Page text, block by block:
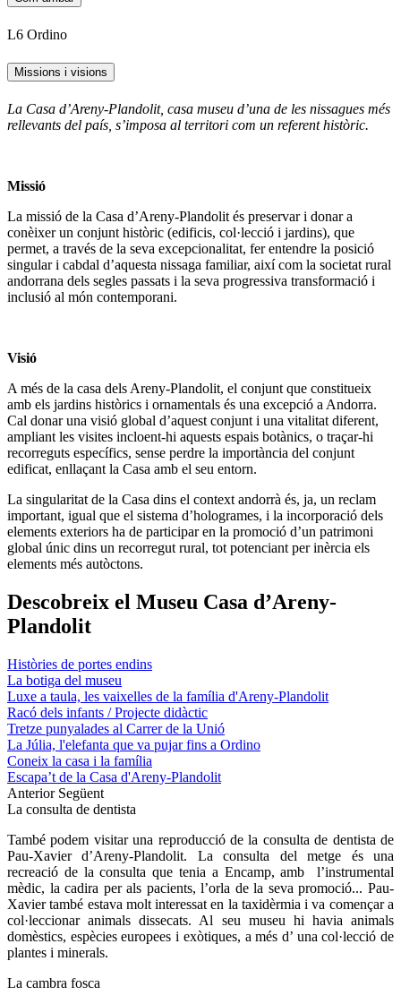
L6 Ordino
Missions i visions
La Casa d’Areny-Plandolit, casa museu d’una de les nissagues més
rellevants del país, s’imposa al territori com un referent històric.
Missió
La missió de la Casa d’Areny-Plandolit és preservar i donar a
conèixer un conjunt històric (edificis, col·lecció i jardins), que
permet, a través de la seva excepcionalitat, fer entendre la posició
singular i cabdal d’aquesta nissaga familiar, així com la societat rural
andorrana dels segles passats i la seva progressiva transformació i
inclusió al món contemporani.
Visió
A més de la casa dels Areny-Plandolit, el conjunt que constitueix
amb els jardins històrics i ornamentals és una excepció a Andorra.
Cal donar una visió global d’aquest conjunt i una vitalitat diferent,
ampliant les visites incloent-hi aquests espais botànics, o traçar-hi
recorreguts específics, sense perdre la importància del conjunt
edificat, enllaçant la Casa amb el seu entorn.
La singularitat de la Casa dins el context andorrà és, ja, un reclam
important, igual que el sistema d’hologrames, i la incorporació dels
elements exteriors ha de participar en la promoció d’un patrimoni
global únic dins un recorregut rural, tot potenciant per inèrcia els
elements més autòctons.
Descobreix el Museu Casa d’Areny-
Plandolit
Històries de portes endins
La botiga del museu
Luxe a taula, les vaixelles de la família d'Areny-Plandolit
Racó dels infants / Projecte didàctic
Tretze punyalades al Carrer de la Unió
La Júlia, l'elefanta que va pujar fins a Ordino
Coneix la casa i la família
Escapa’t de la Casa d'Areny-Plandolit
Anterior Següent
La consulta de dentista
També podem visitar una reproducció de la consulta de dentista de
Pau-Xavier d’Areny-Plandolit. La consulta del metge és una
recreació de la consulta que tenia a Encamp, amb l’instrumental
mèdic, la cadira per als pacients, l’orla de la seva promoció... Pau-
Xavier també estava molt interessat en la taxidèrmia i va començar a
col·leccionar animals dissecats. Al seu museu hi havia animals
domèstics, espècies europees i exòtiques, a més d’ una col·lecció de
plantes i minerals.
La cambra fosca